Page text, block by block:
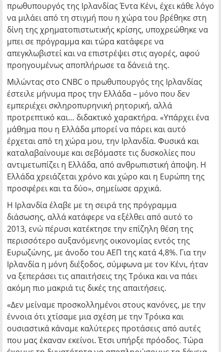
πρωθυπουργός της Ιρλανδίας Έντα Κένι, έχει κάθε λόγο
να μιλάει από τη στιγμή που η χώρα του βρέθηκε στη
δίνη της χρηματοπιστωτικής κρίσης, υποχρεώθηκε να
μπει σε πρόγραμμα και τώρα κατάφερε να
απεγκλωβιστεί και να επιστρέψει στις αγορές, αφού
προηγουμένως αποπλήρωσε τα δάνειά της.
Μιλώντας στο CNBC ο πρωθυπουργός της Ιρλανδίας
έστειλε μήνυμα προς την Ελλάδα – μόνο που δεν
εμπεριέχει σκληροπυρηνική ρητορική, αλλά
προτρεπτικό και… διδακτικό χαρακτήρα. «Υπάρχει ένα
μάθημα που η Ελλάδα μπορεί να πάρει και αυτό
έρχεται από τη χώρα μου, την Ιρλανδία. Φυσικά και
καταλαβαίνουμε και σεβόμαστε τις δυσκολίες που
αντιμετωπίζει η Ελλάδα, από ανθρωπιστική άποψη. Η
Ελλάδα χρειάζεται χρόνο και χώρο και η Ευρώπη της
προσφέρει και τα δύο», σημείωσε αρχικά.
Η Ιρλανδία έλαβε με τη σειρά της πρόγραμμα
διάσωσης, αλλά κατάφερε να εξέλθει από αυτό το
2013, ενώ πέρυσι κατέκτησε την επίζηλη θέση της
περισσότερο αυξανόμενης οικονομίας εντός της
Ευρωζώνης, με άνοδο του ΑΕΠ της κατά 4,8%. Για την
Ιρλανδία η μόνη διέξοδος, σύμφωνα με τον Κένι, ήταν
να ξεπεράσει τις απαιτήσεις της Τρόικα και να πάει
ακόμη πιο μακριά τις δικές της απαιτήσεις.
«Δεν μείναμε προσκολλημένοι στους κανόνες, με την
έννοια ότι χτίσαμε μια σχέση με την Τρόικα και
ουσιαστικά κάναμε καλύτερες προτάσεις από αυτές
που μας έκαναν εκείνοι. Έτσι υπήρξε πρόοδος. Τώρα